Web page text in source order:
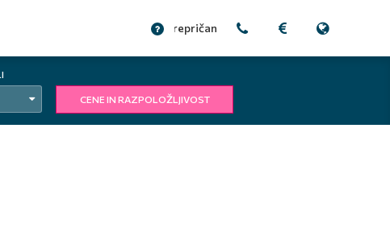
CENE IN RAZPOLOŽLJIVOST
prepričani?